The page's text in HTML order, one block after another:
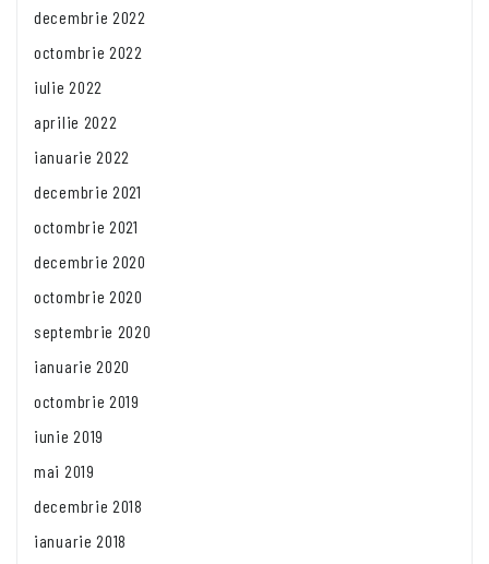
decembrie 2022
octombrie 2022
iulie 2022
aprilie 2022
ianuarie 2022
decembrie 2021
octombrie 2021
decembrie 2020
octombrie 2020
septembrie 2020
ianuarie 2020
octombrie 2019
iunie 2019
mai 2019
decembrie 2018
ianuarie 2018